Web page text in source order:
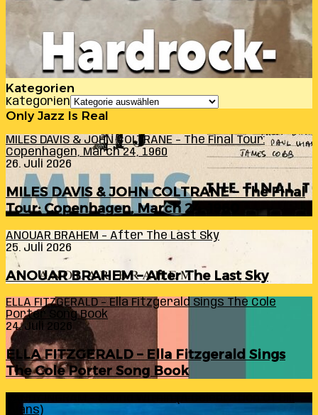
Kategorien
Kategorien
Only Jazz Is Real
MILES DAVIS & JOHN COLTRANE – The Final Tour:
Copenhagen, March 24, 1960
26. Juli 2026
MILES DAVIS & JOHN COLTRANE – The Final
Tour: Copenhagen, March 24, 1960
ANOUAR BRAHEM – After The Last Sky
25. Juli 2026
ANOUAR BRAHEM – After The Last Sky
ELLA FITZGERALD – Ella Fitzgerald Sings The Cole
Porter Song Book
24. Juli 2026
ELLA FITZGERALD – Ella Fitzgerald Sings
The Cole Porter Song Book
Evans)